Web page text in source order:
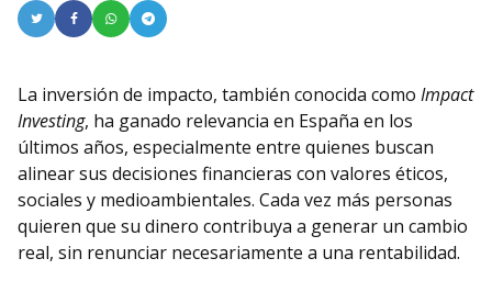
La inversión de impacto, también conocida como Impact
Investing, ha ganado relevancia en España en los
últimos años, especialmente entre quienes buscan
alinear sus decisiones financieras con valores éticos,
sociales y medioambientales. Cada vez más personas
quieren que su dinero contribuya a generar un cambio
real, sin renunciar necesariamente a una rentabilidad.